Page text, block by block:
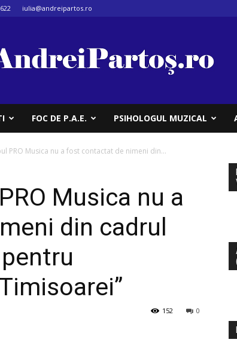
iulia@andreipartos.ro
FOC DE P.A.E. PSIHOLOGUL MUZICAL
PRO Musica nu a fost contactat de nimeni din...
Musica nu a
din cadrul
0
152